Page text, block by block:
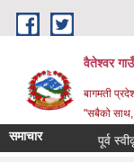
Skip to main content
वैतेश्वर
बागमती
"सबैको साथ,
समाचार पूर्व